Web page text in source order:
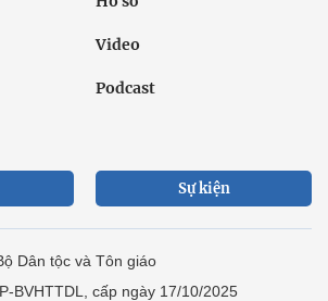
Video
Podcast
Sự kiện
Dân tộc và Tôn giáo
BVHTTDL, cấp ngày 17/10/2025